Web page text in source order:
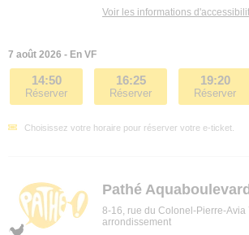
Voir les informations
7 août 2026 - En VF
14:50
Réserver
16:25
Réserver
19:20
Réserver
Choisissez votre horaire pour réserver votre e-ticket.
Pathé Aquaboulevard
8-16, rue du Colonel-Pierre-Avia
arrondissement